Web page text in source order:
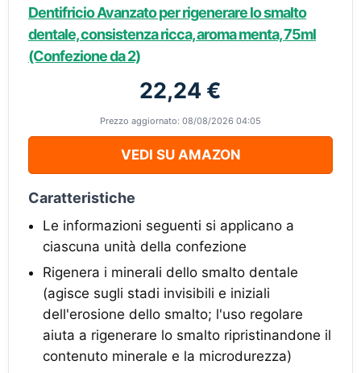
Dentifricio Avanzato per rigenerare lo smalto
dentale, consistenza ricca, aroma menta, 75ml
(Confezione da 2)
22,24 €
Prezzo aggiornato: 08/08/2026 04:05
VEDI SU AMAZON
Caratteristiche
Le informazioni seguenti si applicano a
ciascuna unità della confezione
Rigenera i minerali dello smalto dentale
(agisce sugli stadi invisibili e iniziali
dell'erosione dello smalto; l'uso regolare
aiuta a rigenerare lo smalto ripristinandone il
contenuto minerale e la microdurezza)